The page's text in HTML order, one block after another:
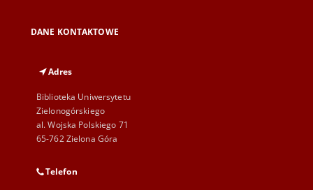
DANE KONTAKTOWE
Adres
Biblioteka Uniwersytetu
Zielonogórskiego
al. Wojska Polskiego 71
65-762 Zielona Góra
Telefon